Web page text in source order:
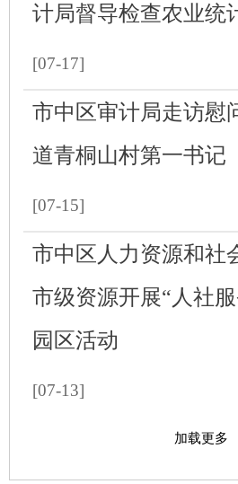
计局督导检查农业统
[07-17]
市中区审计局走访慰
道青桐山村第一书记
[07-15]
市中区人力资源和社
市级资源开展“人社
园区活动
[07-13]
加载更多